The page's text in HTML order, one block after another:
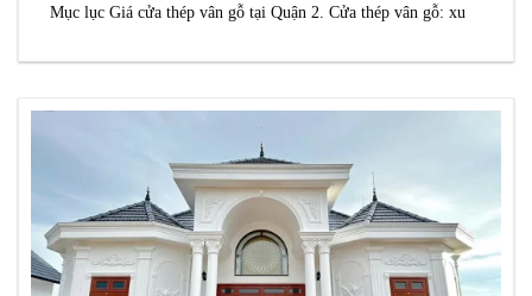
Mục lục Giá cửa thép vân gỗ tại Quận 2. Cửa thép vân gỗ: xu